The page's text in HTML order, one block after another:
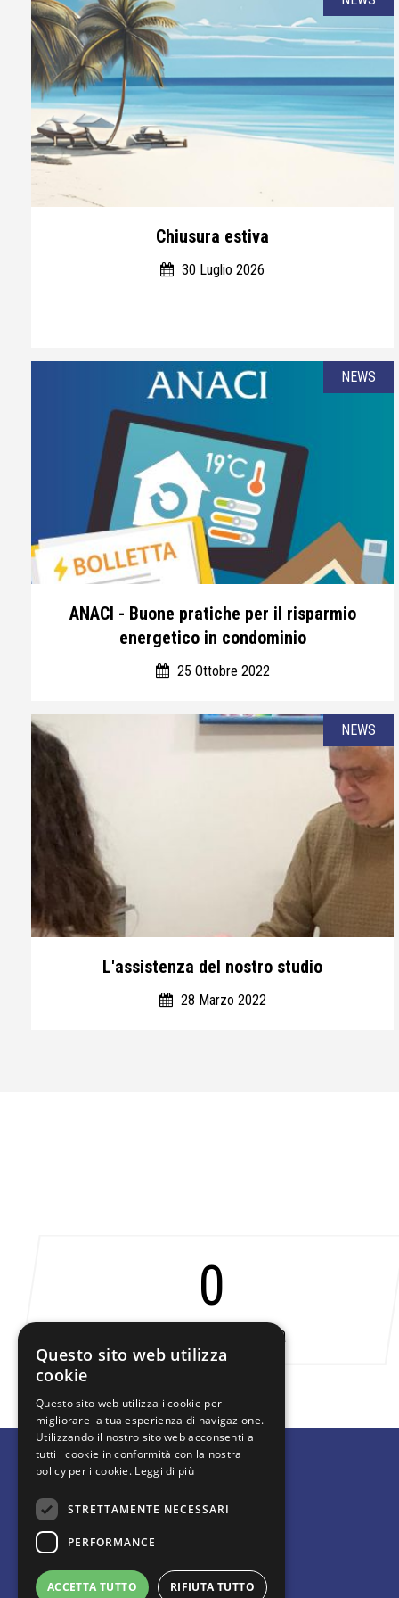
Chiusura estiva
30 Luglio 2026
NEWS
ANACI - Buone pratiche per il risparmio
energetico in condominio
25 Ottobre 2022
NEWS
L'assistenza del nostro studio
28 Marzo 2022
0
anni di esperienza
Studio Amadei srl
059681282
Questo sito web utilizza
cookie
Questo sito web utilizza i cookie per
migliorare la tua esperienza di navigazione.
Utilizzando il nostro sito web acconsenti a
tutti i cookie in conformità con la nostra
policy per i cookie. Leggi di più
STRETTAMENTE NECESSARI
PERFORMANCE
ACCETTA TUTTO RIFIUTA TUTTO